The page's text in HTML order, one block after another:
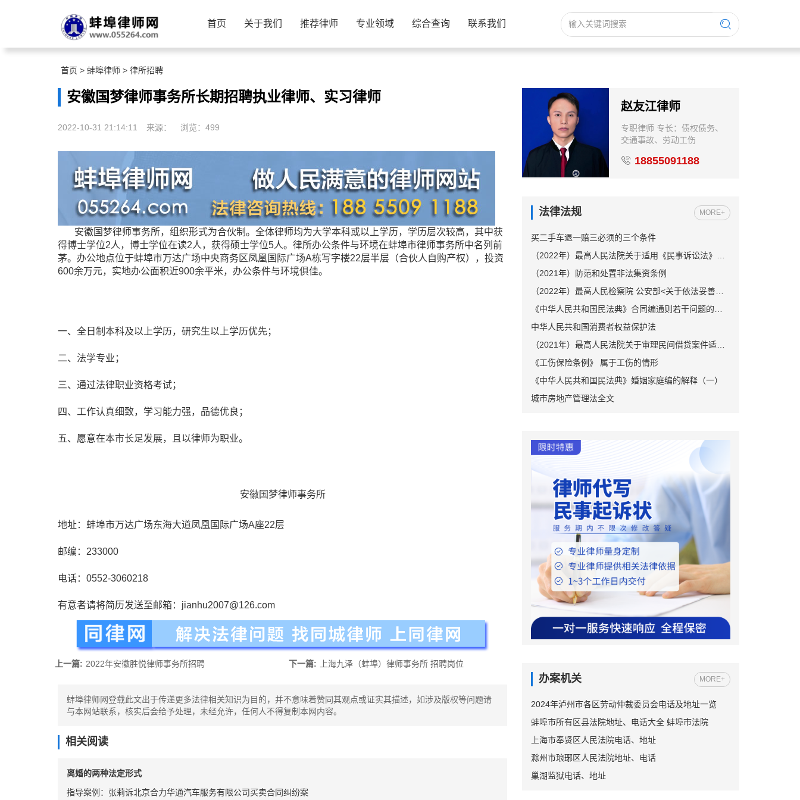
首页 关于我们 推荐律师 专业领域 综合查询 联系我们
首页 > 蚌埠律师 > 律所招聘
安徽国梦律师事务所长期招聘执业律师、实习律师
2022-10-31 21:14:11 来源： 浏览： 499
安徽国梦律师事务所，组织形式为合伙制。全体律师均为大学本科或以上学历，学历层次较高，其中获
得博士学位2人，博士学位在读2人，获得硕士学位5人。律所办公条件与环境在蚌埠市律师事务所中名列前
茅。办公地点位于蚌埠市万达广场中央商务区凤凰国际广场A栋写字楼22层半层（合伙人自购产权），投资
600余万元，实地办公面积近900余平米，办公条件与环境俱佳。
一、全日制本科及以上学历，研究生以上学历优先；
二、法学专业；
三、通过法律职业资格考试；
四、工作认真细致，学习能力强，品德优良；
五、愿意在本市长足发展，且以律师为职业。
安徽国梦律师事务所
地址：蚌埠市万达广场东海大道凤凰国际广场A座22层
邮编：233000
电话：0552-3060218
有意者请将简历发送至邮箱：jianhu2007@126.com
上一篇: 2022年安徽胜悦律师事务所招聘 下一篇: 上海九泽（蚌埠）律师事务所 招聘岗位
蚌埠律师网登载此文出于传递更多法律相关知识为目的，并不意味着赞同其观点或证实其描述，如涉及版权等问题请
与本网站联系，核实后会给予处理，未经允许，任何人不得复制本网内容。
相关阅读
离婚的两种法定形式
指导案例：张莉诉北京合力华通汽车服务有限公司买卖合同纠纷案
赵友江律师
专职律师 专长：债权债务、
交通事故、劳动工伤
18855091188
法律法规 MORE+
买二手车退一赔三必须的三个条件
（2021年）防范和处置非法集资条例
中华人民共和国消费者权益保护法
《工伤保险条例》 属于工伤的情形
《中华人民共和国民法典》婚姻家庭编的解释（一）
城市房地产管理法全文
办案机关 MORE+
2024年泸州市各区劳动仲裁委员会电话及地址一览
蚌埠市所有区县法院地址、电话大全 蚌埠市法院
上海市奉贤区人民法院电话、地址
滁州市琅琊区人民法院地址、电话
巢湖监狱电话、地址